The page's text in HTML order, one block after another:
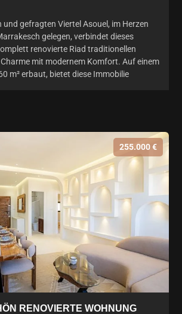
gefragten Viertel Asouel, im Herzen
gelegen, verbindet dieses
renovierte Riad traditionellen
mit modernem Komfort. Auf einem
m² erbaut, bietet diese Immobilie
255.000 €
RENOVIERTE WOHNUNG